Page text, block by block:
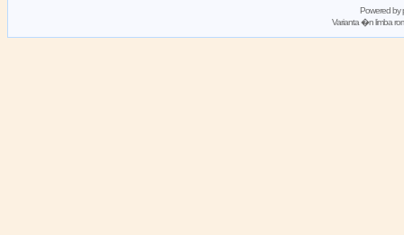
Powered by
Varianta �n limba